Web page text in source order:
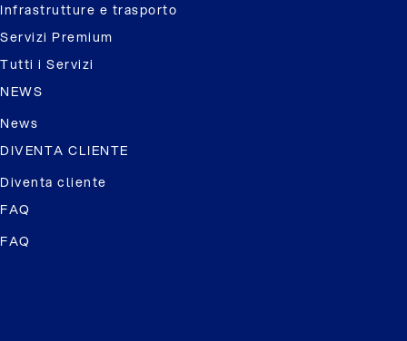
Infrastrutture e trasporto
Servizi Premium
Tutti i Servizi
NEWS
News
DIVENTA CLIENTE
Diventa cliente
FAQ
FAQ